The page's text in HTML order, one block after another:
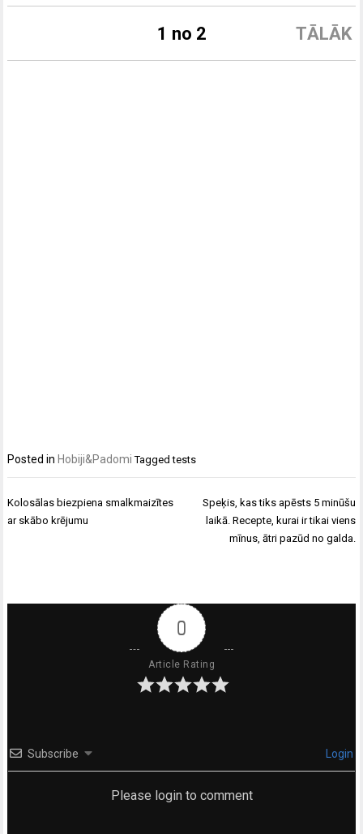
TĀLĀK
1 no 2
Posted in Hobiji&Padomi Taggedtests
Ziņu
izvēlne
Kolosālas biezpiena smalkmaizītes
ar skābo krējumu
Speķis, kas tiks apēsts 5 minūšu
laikā. Recepte, kurai ir tikai viens
mīnus, ātri pazūd no galda.
0
Article Rating
Subscribe Login
Please login to comment